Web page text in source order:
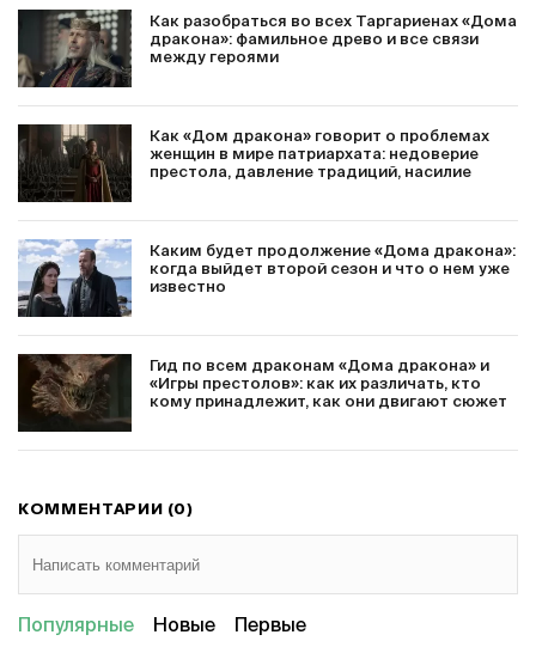
Как разобраться во всех Таргариенах «Дома
дракона»: фамильное древо и все связи
между героями
Как «Дом дракона» говорит о проблемах
женщин в мире патриархата: недоверие
престола, давление традиций, насилие
Каким будет продолжение «Дома дракона»:
когда выйдет второй сезон и что о нем уже
известно
Гид по всем драконам «Дома дракона» и
«Игры престолов»: как их различать, кто
кому принадлежит, как они двигают сюжет
КОММЕНТАРИИ (0)
Популярные Новые Первые